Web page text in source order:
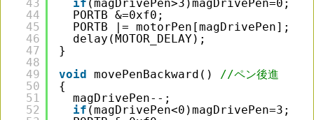
43
44
45
46
47
48
49
50
51
52
if (magDrivePen>3)magDrivePen=0;
PORTB &=0xf0;
PORTB |= motorPen[magDrivePen];
delay(MOTOR_DELAY);
}
void movePenBackward()
//ペン後進
{
magDrivePen--;
if (magDrivePen<0)magDrivePen=3;